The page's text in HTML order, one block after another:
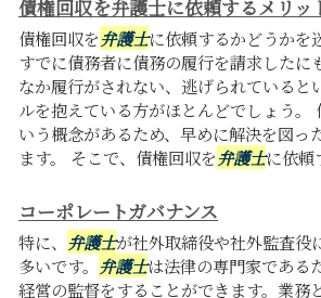
債権回収を弁護士に依頼するメリッ
債権回収を弁護士に依頼するかどうかを
すでに債務者に債務の履行を請求したに
なか履行がされない、逃げられていると
ルを抱えている方がほとんどでしょう。
いう概念があるため、早めに解決を図っ
ます。 そこで、債権回収を弁護士に依頼
コーポレートガバナンス
特に、 弁護士が社外取締役や社外監査役
多いです。 弁護士は法律の専門家である
経営の監督をすることができます。業務